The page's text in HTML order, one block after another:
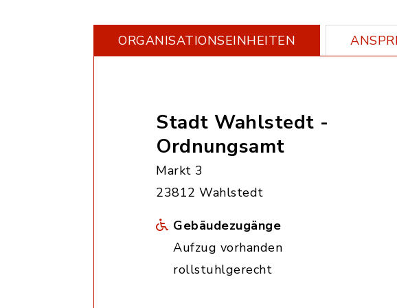
ORGANISATIONS­EINHEITEN
Stadt Wahlstedt -
Ordnungsamt
Markt 3
23812 Wahlstedt
Gebäudezugänge
Aufzug vorhanden
rollstuhlgerecht